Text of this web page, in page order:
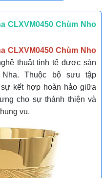
CLXVM0450 Chùm Nho
CLXVM0450 Chùm Nho
thuật tinh tế được sản
Thuộc bộ sưu tập
kết hợp hoàn hảo giữa
cho sự thánh thiện và
vụ.